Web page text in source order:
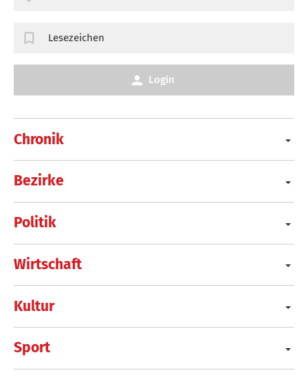
Chronik
Bezirke
Politik
Wirtschaft
Kultur
Sport
Lesezeichen
Login